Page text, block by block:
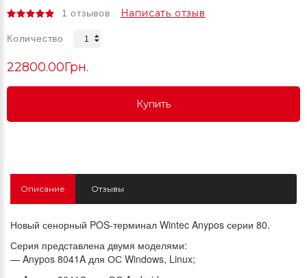
1 отзывов Написать отзыв
Количество
22800.00Грн.
Купить
Купить
Описание Отзывы
Новый сенорный POS-терминал Wintec Anypos серии 80.
Серия представлена двумя моделями:
— Anypos 8041A для ОС Windows, Linux;